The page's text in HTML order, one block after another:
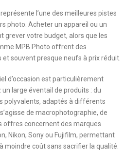
l’une des meilleures pistes
photo. Acheter un appareil ou un
grever votre budget, alors que les
MPB Photo offrent des
souvent presque neufs à prix réduit.
d’occasion est particulièrement
large éventail de produits : du
polyvalents, adaptés à différents
de macrophotographie, de
offres concernent des marques
Nikon, Sony ou Fujifilm, permettant
moindre coût sans sacrifier la qualité.